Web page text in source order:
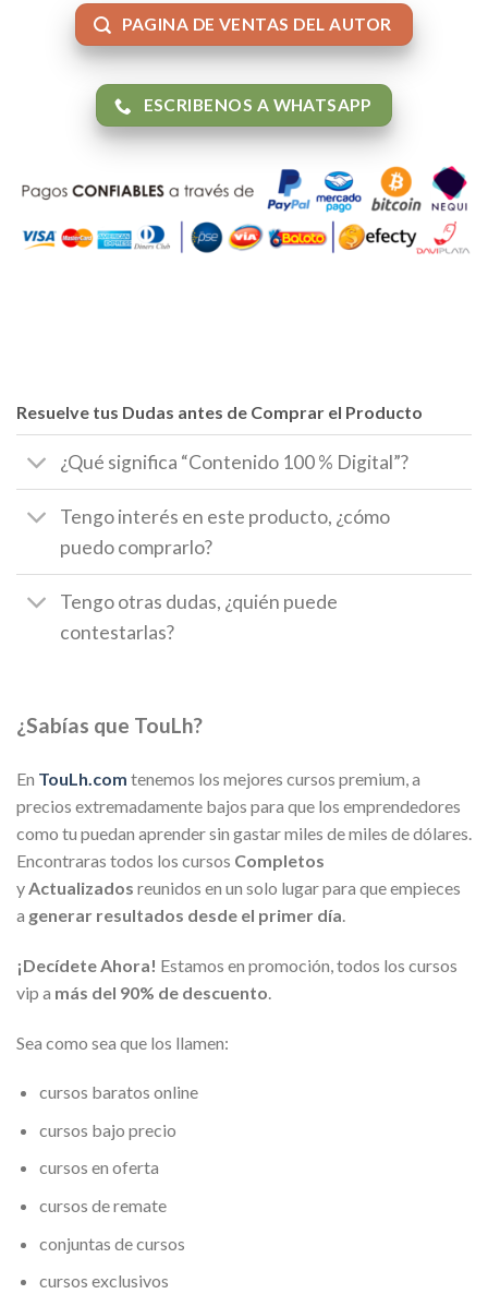
PAGINA DE VENTAS DEL AUTOR
ESCRIBENOS A WHATSAPP
Resuelve tus Dudas antes de Comprar el Producto
¿Qué significa “Contenido 100 % Digital”?
Tengo interés en este producto, ¿cómo
puedo comprarlo?
Tengo otras dudas, ¿quién puede
contestarlas?
¿Sabías que TouLh?
En TouLh.com tenemos los mejores cursos premium, a
precios extremadamente bajos para que los emprendedores
como tu puedan aprender sin gastar miles de miles de dólares.
Encontraras todos los cursos Completos
yActualizados reunidos en un solo lugar para que empieces
a generar resultados desde el primer día.
¡Decídete Ahora! Estamos en promoción, todos los cursos
vip a más del 90% de descuento
Sea como sea que los llamen:
cursos baratos online
cursos bajo precio
cursos en oferta
cursos de remate
conjuntas de cursos
cursos exclusivos